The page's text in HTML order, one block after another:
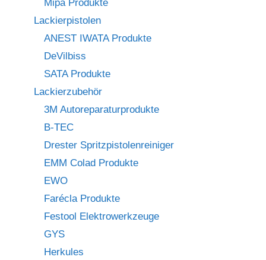
Mipa Produkte
Lackierpistolen
ANEST IWATA Produkte
DeVilbiss
SATA Produkte
Lackierzubehör
3M Autoreparaturprodukte
B-TEC
Drester Spritzpistolenreiniger
EMM Colad Produkte
EWO
Farécla Produkte
Festool Elektrowerkzeuge
GYS
Herkules